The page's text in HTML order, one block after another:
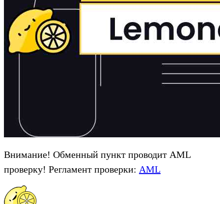
Внимание! Обменный пункт проводит AML
проверку! Регламент проверки: AML